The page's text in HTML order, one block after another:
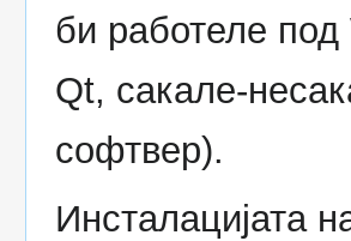
би работеле под
Qt, сакале-
софтвер).
Инсталацијата